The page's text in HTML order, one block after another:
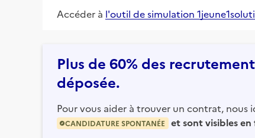
Accéder à l'outil de simulation
Plus de 60% des
déposée.
Pour vous aider à trouver un contrat, nous
CANDIDATURE SPONTANÉE
et sont visibles